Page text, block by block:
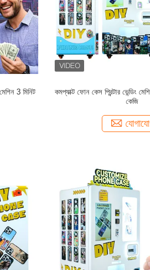
3 মিনিট
কমপ্যাক্ট ফোন কেস প্রিন্টার ভেন্ডিং
কেজি